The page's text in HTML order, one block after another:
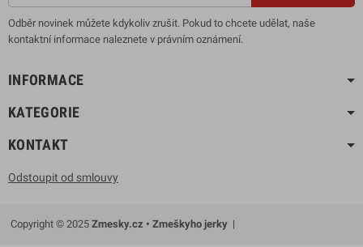
Odběr novinek můžete kdykoliv zrušit. Pokud to chcete udělat, naše
kontaktní informace naleznete v právním oznámení.
INFORMACE
KATEGORIE
KONTAKT
Odstoupit od smlouvy
Copyright © 2025 Zmesky.cz • Zmeškyho jerky |